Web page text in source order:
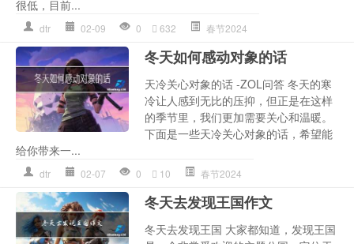
很低，目前...
dtr 02-09 0 632 春节2024
冬天如何感动对象的话
天冷关心对象的话 -ZOL问答 冬天的寒
冷让人感到无比的压抑，但正是在这样
的季节里，我们更加需要关心和温暖。
下面是一些天冷关心对象的话，希望能
给你带来一...
dtr 02-07 0 10 春节2024
冬天去发现王国作文
冬天去发现王国 大家都知道，发现王国